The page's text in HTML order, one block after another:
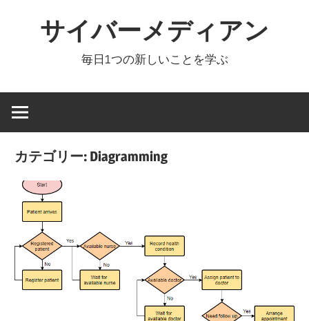
ツ
ス
サイバーメディアン
毎日1つの新しいことを学ぶ
カテゴリー: Diagramming